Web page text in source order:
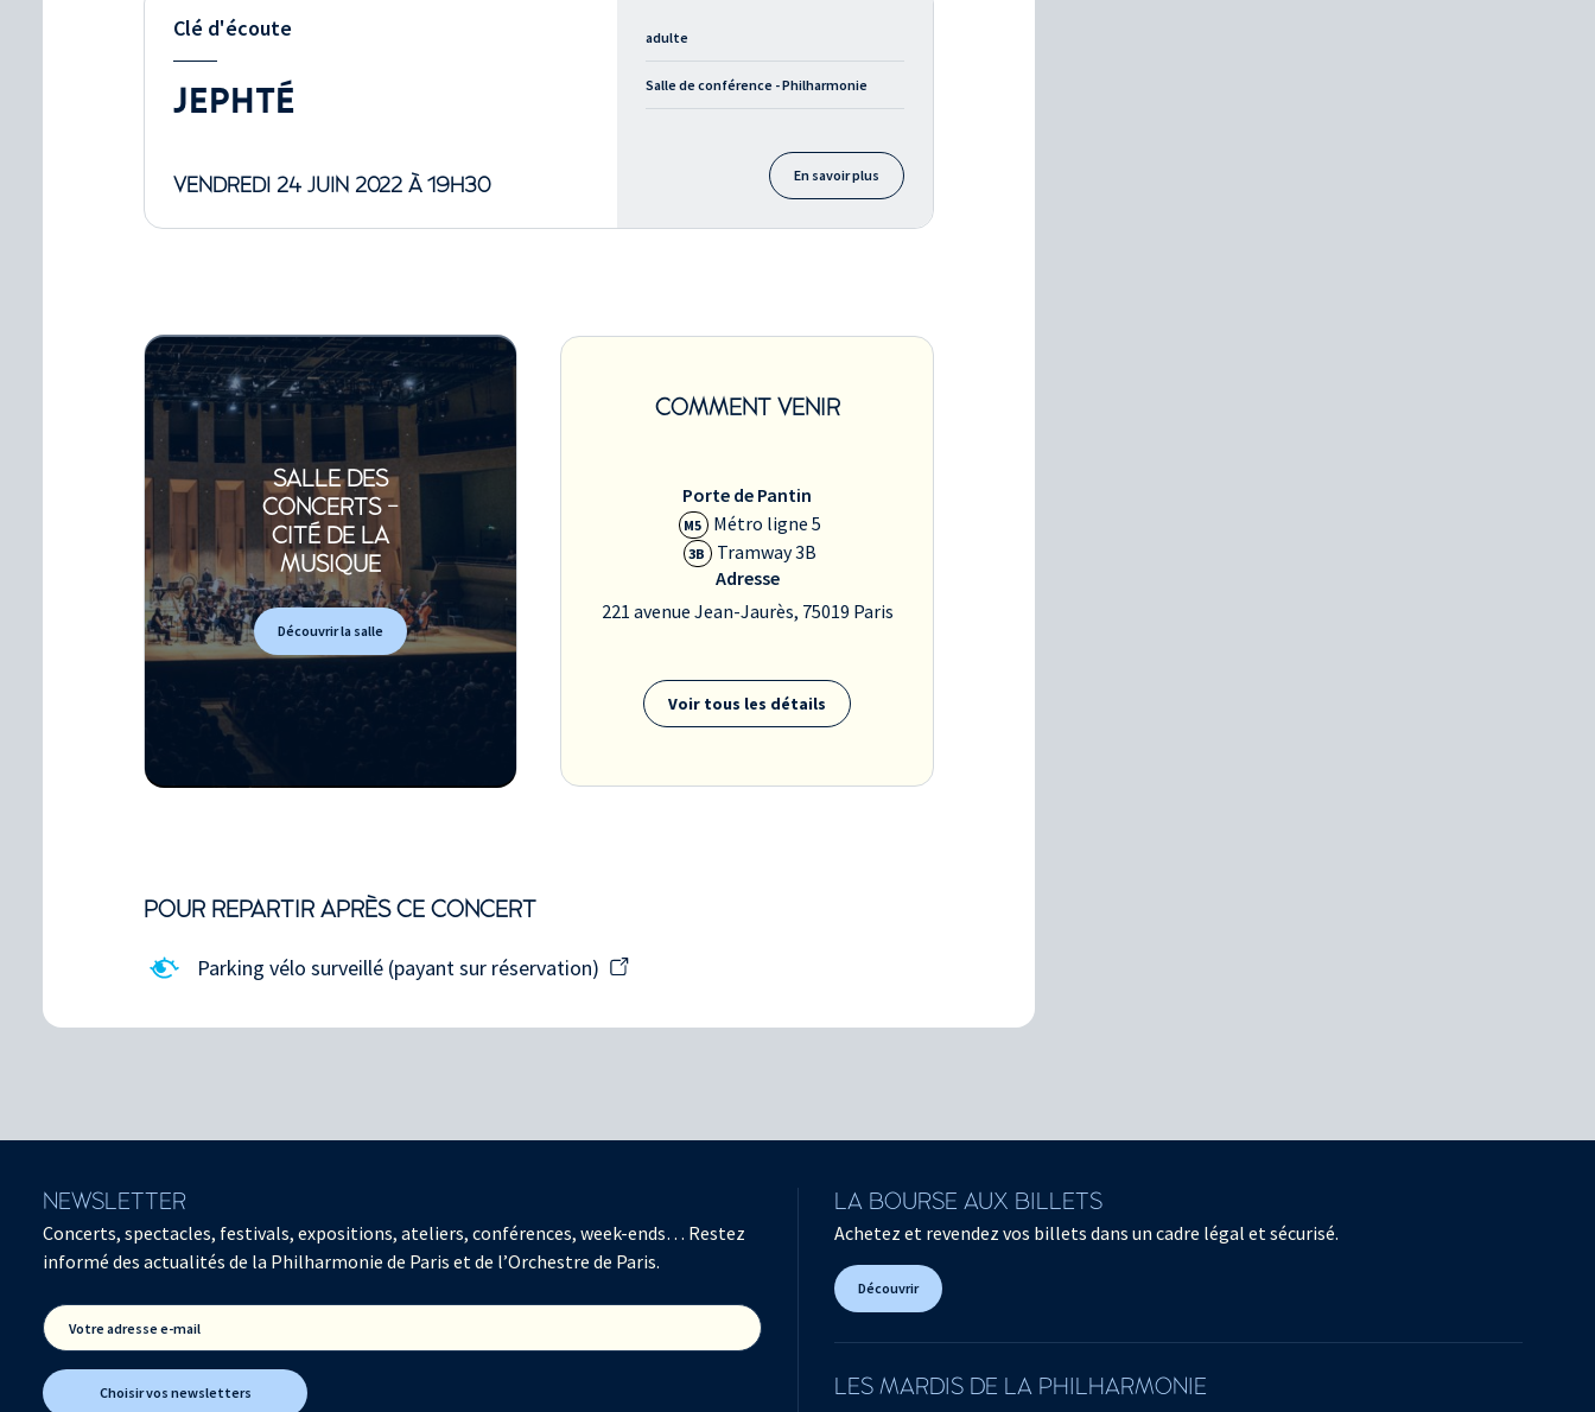
Clé d'écoute
JEPHTÉ
VENDREDI 24 JUIN 2022 À 19H30
adulte
Salle de conférence - Philharmonie
En savoir plus
SALLE DES
CONCERTS -
CITÉ DE LA
MUSIQUE
Découvrir la salle
COMMENT VENIR
Porte de Pantin
M5 Métro ligne 5
3B
Tramway 3B
Adresse
221 avenue Jean-Jaurès, 75019 Paris
Voir tous les détails
POUR REPARTIR APRÈS CE CONCERT
Parking vélo surveillé (payant sur réservation)
NEWSLETTER
Concerts, spectacles, festivals, expositions, ateliers, conférences, week-ends… Restez
informé des actualités de la Philharmonie de Paris et de l’Orchestre de Paris.
Votre adresse e-mail
Choisir vos newsletters
LA BOURSE AUX BILLETS
Achetez et revendez vos billets dans un cadre légal et sécurisé.
Découvrir
LES MARDIS DE LA PHILHARMONIE